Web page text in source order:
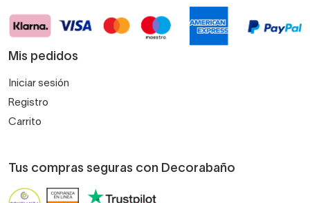
Mis pedidos
Iniciar sesión
Registro
Carrito
Tus compras seguras con Decorabaño